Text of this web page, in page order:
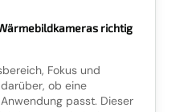
richtig
Fokus und
ob eine
passt. Dieser